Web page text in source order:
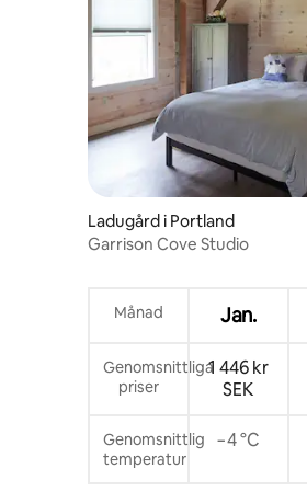
Ladugård i Portland
Garrison Cove Studio
Månad Jan.
Genomsnittliga
priser
1 446 kr
SEK
Genomsnittlig
temperatur
−4 °C